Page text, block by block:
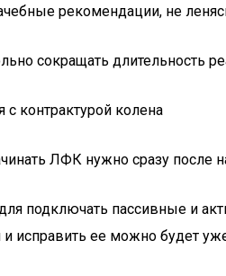
рекомендации, не
сокращать длительность
контрактурой колена
ЛФК нужно сразу после
подключать пассивные и
и исправить ее можно будет